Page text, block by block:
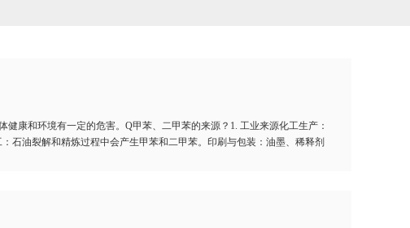
康和环境有一定的危害。Q甲苯、二甲苯的来源？1. 工业来源化工生产：
石油裂解和精炼过程中会产生甲苯和二甲苯。印刷与包装：油墨、稀释剂